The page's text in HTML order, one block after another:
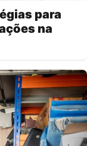
para
na